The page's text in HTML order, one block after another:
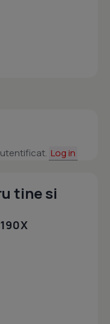
Log in
tine si